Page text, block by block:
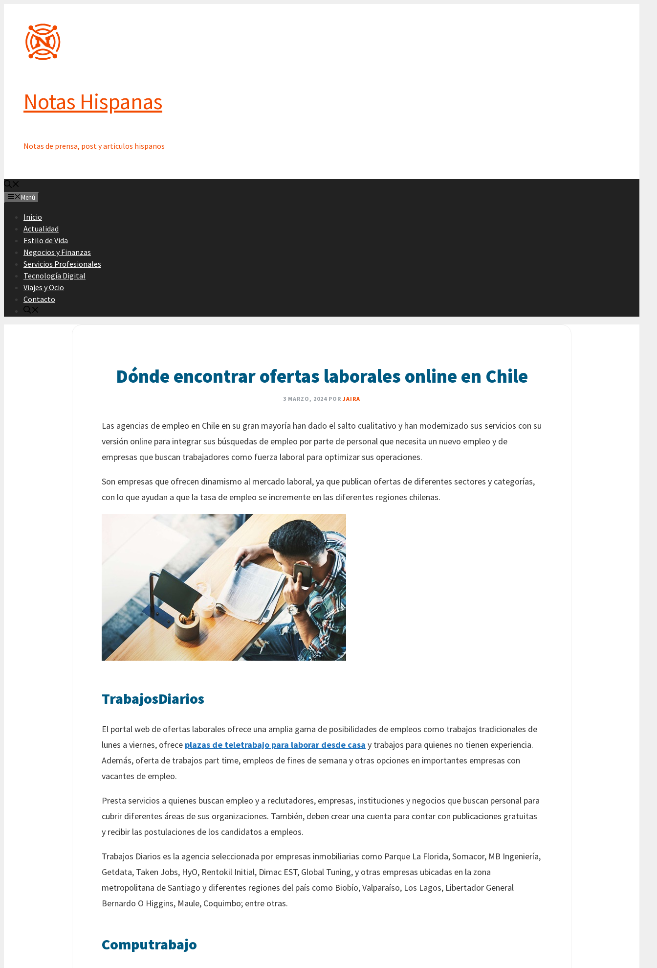
contenido
Notas Hispanas
Notas de prensa, post y articulos hispanos
Menú
Inicio
Actualidad
Estilo de Vida
Negocios y Finanzas
Servicios Profesionales
Tecnología Digital
Viajes y Ocio
Contacto
Dónde encontrar ofertas laborales online en Chile
3 MARZO, 2024 POR JAIRA
Las agencias de empleo en Chile en su gran mayoría han dado el salto cualitativo y han modernizado sus servicios con su
versión online para integrar sus búsquedas de empleo por parte de personal que necesita un nuevo empleo y de
empresas que buscan trabajadores como fuerza laboral para optimizar sus operaciones.
Son empresas que ofrecen dinamismo al mercado laboral, ya que publican ofertas de diferentes sectores y categorías,
con lo que ayudan a que la tasa de empleo se incremente en las diferentes regiones chilenas.
TrabajosDiarios
El portal web de ofertas laborales ofrece una amplia gama de posibilidades de empleos como trabajos tradicionales de
lunes a viernes, ofrece plazas de teletrabajo para laborar desde casa y trabajos para quienes no tienen experiencia.
Además, oferta de trabajos part time, empleos de fines de semana y otras opciones en importantes empresas con
vacantes de empleo.
Presta servicios a quienes buscan empleo y a reclutadores, empresas, instituciones y negocios que buscan personal para
cubrir diferentes áreas de sus organizaciones. También, deben crear una cuenta para contar con publicaciones gratuitas
y recibir las postulaciones de los candidatos a empleos.
Trabajos Diarios es la agencia seleccionada por empresas inmobiliarias como Parque La Florida, Somacor, MB Ingeniería,
Getdata, Taken Jobs, HyO, Rentokil Initial, Dimac EST, Global Tuning, y otras empresas ubicadas en la zona
metropolitana de Santiago y diferentes regiones del país como Biobío, Valparaíso, Los Lagos, Libertador General
Bernardo O Higgins, Maule, Coquimbo; entre otras.
Computrabajo